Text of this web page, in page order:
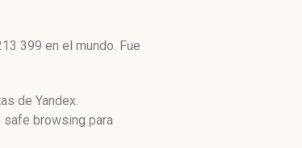
399 en el mundo. Fue
de Yandex.
safe browsing para